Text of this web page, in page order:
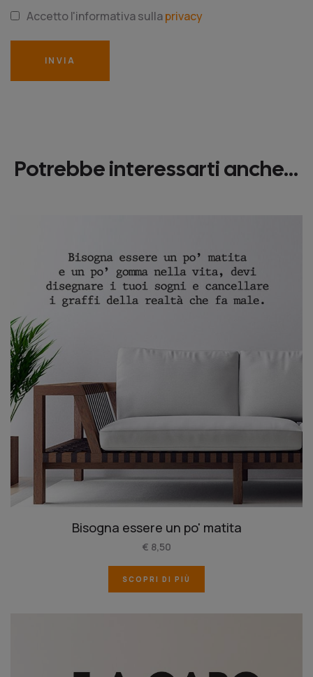
Accetto l'informativa sullaprivacy
INVIA
Potrebbe interessarti anche...
Bisogna essere un po' matita
€ 8,50
SCOPRI DI PIÙ